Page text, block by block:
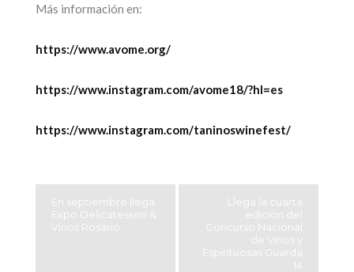
Más información en:
https://www.avome.org/
https://www.instagram.com/avome18/?hl=es
https://www.instagram.com/taninoswinefest/
En septiembre llega
Expo Delicatessen &
Vinos Rosario
Llega la cuarta
edición del
Concurso Nacional
de Vinos y
Espirituosas Guarda
14